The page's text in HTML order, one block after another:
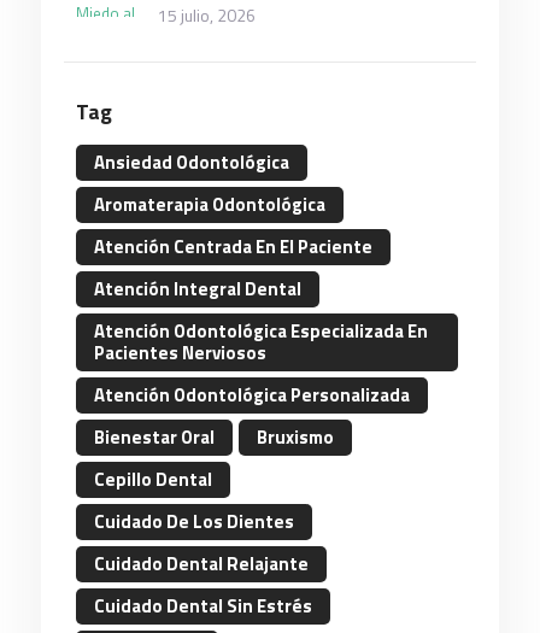
15 julio, 2026
Tag
Ansiedad Odontológica
Aromaterapia Odontológica
Atención Centrada En El Paciente
Atención Integral Dental
Atención Odontológica Especializada En
Pacientes Nerviosos
Atención Odontológica Personalizada
Bienestar Oral
Bruxismo
Cepillo Dental
Cuidado De Los Dientes
Cuidado Dental Relajante
Cuidado Dental Sin Estrés